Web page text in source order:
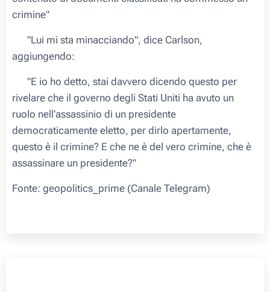
crimine"
🗣 "Lui mi sta minacciando", dice Carlson,
aggiungendo:
💬 "E io ho detto, stai davvero dicendo questo per
rivelare che il governo degli Stati Uniti ha avuto un
ruolo nell'assassinio di un presidente
democraticamente eletto, per dirlo apertamente,
questo è il crimine? E che ne è del vero crimine, che è
assassinare un presidente?"
Fonte: geopolitics_prime (Canale Telegram)